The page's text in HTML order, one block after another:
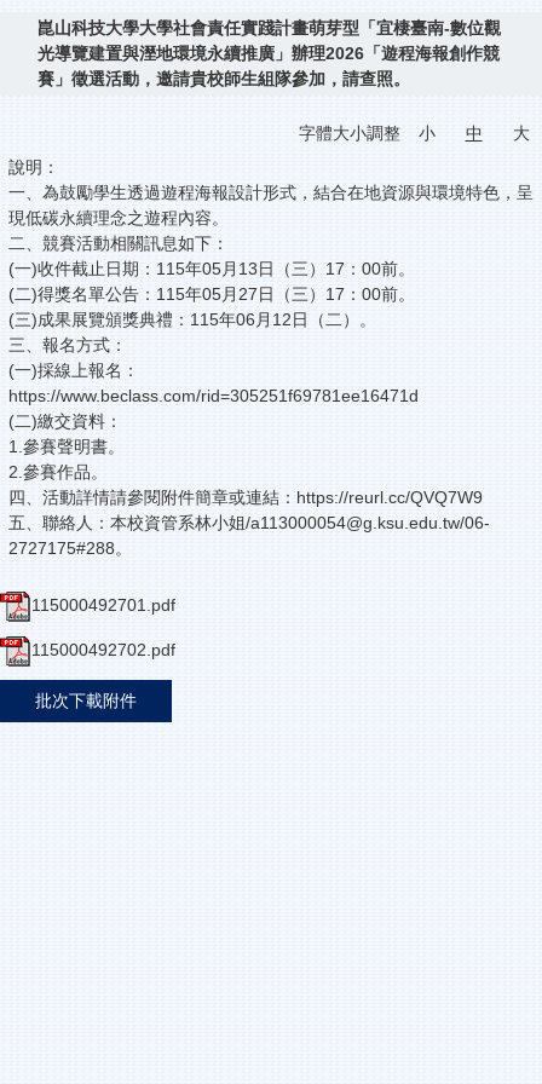
崑山科技大學大學社會責任實踐計畫萌芽型「宜棲臺南-數位觀
光導覽建置與溼地環境永續推廣」辦理2026「遊程海報創作競
賽」徵選活動，邀請貴校師生組隊參加，請查照。
字體大小調整 小 中
大
說明：
一、為鼓勵學生透過遊程海報設計形式，結合在地資源與環境特色，呈
現低碳永續理念之遊程內容。
二、競賽活動相關訊息如下：
(一)收件截止日期：115年05月13日（三）17：00前。
(二)得獎名單公告：115年05月27日（三）17：00前。
(三)成果展覽頒獎典禮：115年06月12日（二）。
三、報名方式：
(一)採線上報名：
https://www.beclass.com/rid=305251f69781ee16471d
(二)繳交資料：
1.參賽聲明書。
2.參賽作品。
四、活動詳情請參閱附件簡章或連結：https://reurl.cc/QVQ7W9
五、聯絡人：本校資管系林小姐/a113000054@g.ksu.edu.tw/06-
2727175#288。
115000492701.pdf
115000492702.pdf
批次下載附件